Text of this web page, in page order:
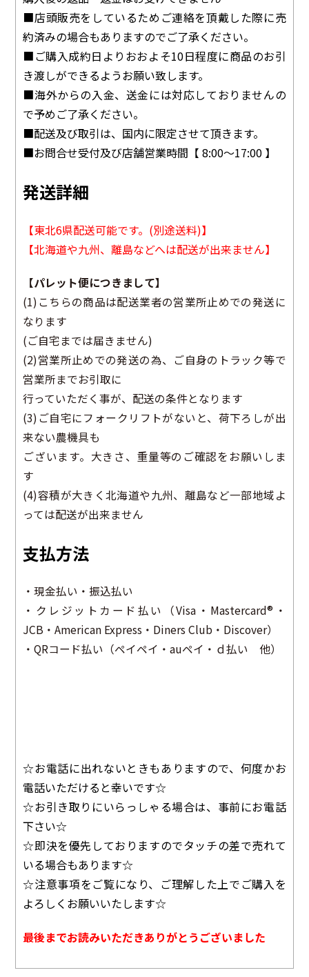
■店頭販売をしているためご連絡を頂戴した際に売
約済みの場合もありますのでご了承ください。
■ご購入成約日よりおおよそ10日程度に商品のお引
き渡しができるようお願い致します。
■海外からの入金、送金には対応しておりませんの
で予めご了承ください。
■配送及び取引は、国内に限定させて頂きます。
■お問合せ受付及び店舗営業時間【 8:00～17:00 】
発送詳細
【東北6県配送可能です。(別途送料)】
【北海道や九州、離島などへは配送が出来ません】
【パレット便につきまして】
(1)こちらの商品は配送業者の営業所止めでの発送に
なります
(ご自宅までは届きません)
(2)営業所止めでの発送の為、ご自身のトラック等で
営業所までお引取に
行っていただく事が、配送の条件となります
(3)ご自宅にフォークリフトがないと、荷下ろしが出
来ない農機具も
ございます。大きさ、重量等のご確認をお願いしま
す
(4)容積が大きく北海道や九州、離島など一部地域よ
っては配送が出来ません
支払方法
・現金払い・振込払い
・クレジットカード払い（Visa・Mastercard®・
JCB・American Express・Diners Club・Discover）
・QRコード払い（ペイペイ・auペイ・ｄ払い 他）
☆お電話に出れないときもありますので、何度かお
電話いただけると幸いです☆
☆お引き取りにいらっしゃる場合は、事前にお電話
下さい☆
☆即決を優先しておりますのでタッチの差で売れて
いる場合もあります☆
☆注意事項をご覧になり、ご理解した上でご購入を
よろしくお願いいたします☆
最後までお読みいただきありがとうございました